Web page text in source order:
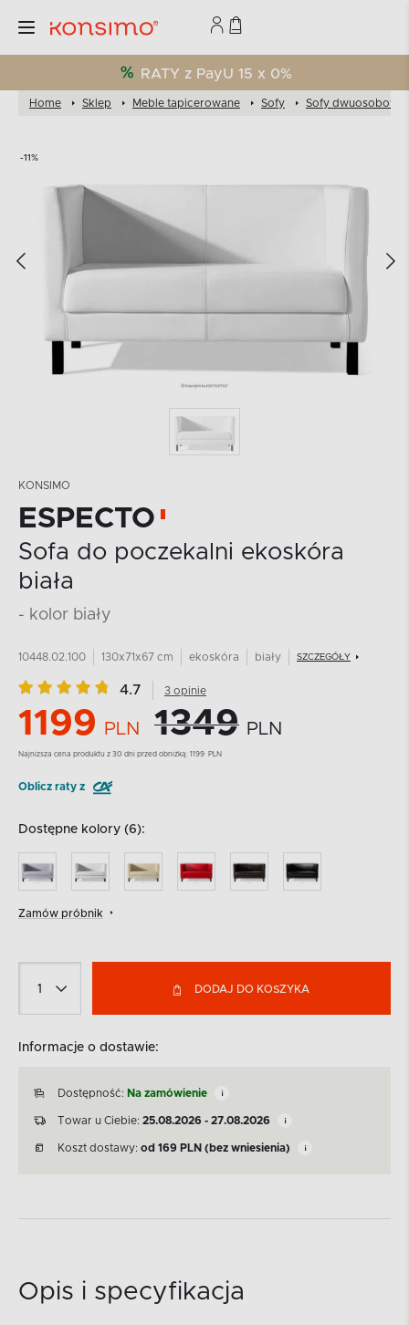
RATY z PayU 15 x 0%
Home Sklep Meble tapicerowane Sofy Sofy dwuosobowe
-11%
KONSIMO
ESPECTO
Sofa do poczekalni ekoskóra
biała
- kolor biały
10448.02.100 130x71x67 cm ekoskóra biały SZCZEGÓŁY
4.7 3 opinie
1199 PLN 1349 PLN
Najnizsza cena produktu z 30 dni przed obniżką: 1199 PLN
Oblicz raty z
Dostępne kolory (6):
Zamów próbnik
DODAJ DO KOSZYKA
Informacje o dostawie:
Dostępność: Na zamówienie
Towar u Ciebie: 25.08.2026 - 27.08.2026
Koszt dostawy: od 169 PLN (bez wniesienia)
Opis i specyfikacja